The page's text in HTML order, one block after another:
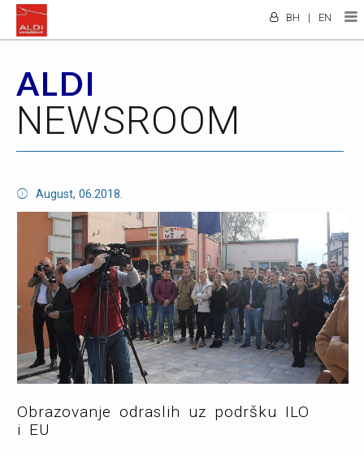
EN
|
BH
ALDI
NEWSROOM
August, 06.2018.
Obrazovanje odraslih uz podršku ILO
i EU